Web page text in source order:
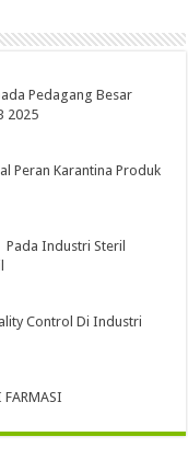
Pedagang Besar
2025
Peran Karantina Produk
Pada Industri Steril
Control Di Industri